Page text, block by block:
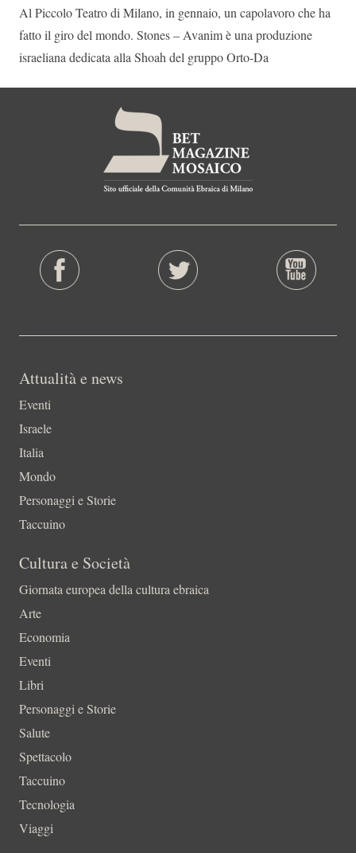
Al Piccolo Teatro di Milano, in gennaio, un capolavoro che ha
fatto il giro del mondo. Stones – Avanim è una produzione
israeliana dedicata alla Shoah del gruppo Orto-Da
Attualità e news
Eventi
Israele
Italia
Mondo
Personaggi e Storie
Taccuino
Cultura e Società
Giornata europea della cultura ebraica
Arte
Economia
Eventi
Libri
Personaggi e Storie
Salute
Spettacolo
Taccuino
Tecnologia
Viaggi